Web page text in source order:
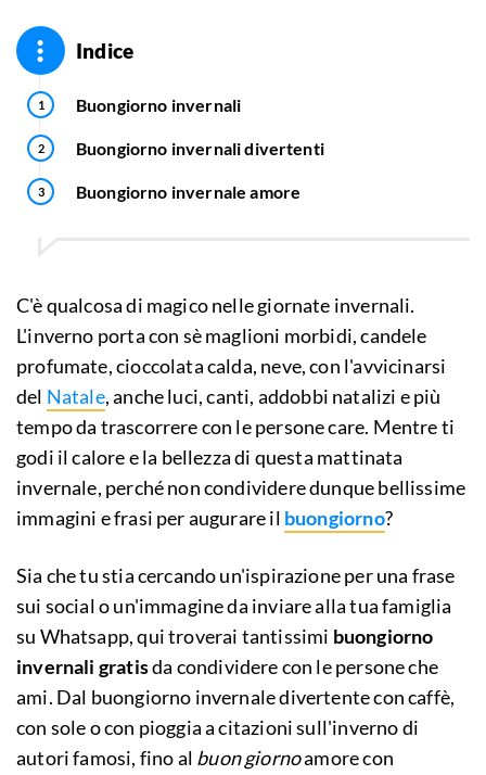
Indice
Buongiorno invernali
Buongiorno invernali divertenti
Buongiorno invernale amore
C'è qualcosa di magico nelle giornate invernali.
L'inverno porta con sè maglioni morbidi, candele
profumate, cioccolata calda, neve, con l'avvicinarsi
del Natale, anche luci, canti, addobbi natalizi e più
tempo da trascorrere con le persone care. Mentre ti
godi il calore e la bellezza di questa mattinata
invernale, perché non condividere dunque bellissime
immagini e frasi per augurare il buongiorno?
Sia che tu stia cercando un'ispirazione per una frase
sui social o un'immagine da inviare alla tua famiglia
su Whatsapp, qui troverai tantissimi buongiorno
invernali gratisda condividere con le persone che
ami. Dal buongiorno invernale divertente con caffè,
con sole o con pioggia a citazioni sull'inverno di
autori famosi, fino al buon giornoamore con